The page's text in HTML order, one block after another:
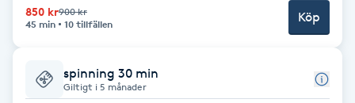
BIAB
850 kr900 kr
45 min
10 tillfällen Köp
spinning 30 min
Giltigt i 5 månader